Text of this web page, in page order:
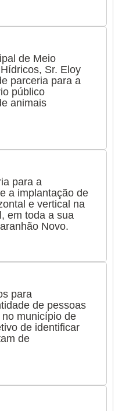
de Meio
Sr. Eloy
parceria para a
público
animais
para a
a implantação de
e vertical na
em toda a sua
Novo.
para
de pessoas
município de
de identificar
de